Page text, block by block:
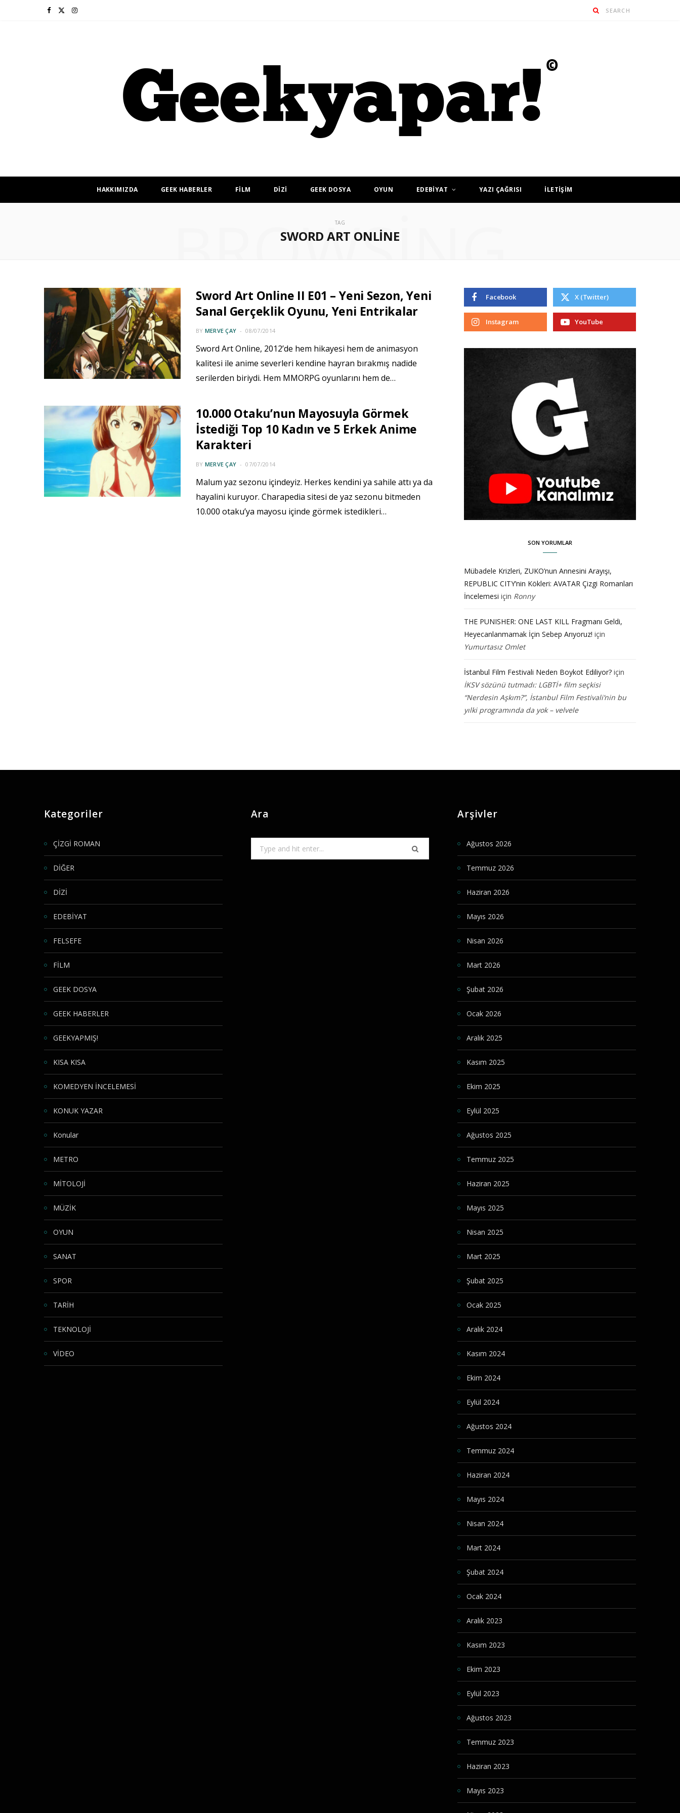
F I
HAKKIMIZDA GEEK HABERLER FİLM DİZİ GEEK DOSYA OYUN EDEBİYAT YAZI ÇAĞRISI İLETİŞİM
TAG
SWORD ART ONLINE
BROWSING
Sword Art Online II E01 – Yeni Sezon, Yeni
Sanal Gerçeklik Oyunu, Yeni Entrikalar
BY MERVE ÇAY 08/07/2014
Sword Art Online, 2012’de hem hikayesi hem de animasyon
kalitesi ile anime severleri kendine hayran bırakmış nadide
serilerden biriydi. Hem MMORPG oyunlarını hem de…
10.000 Otaku’nun Mayosuyla Görmek
İstediği Top 10 Kadın ve 5 Erkek Anime
Karakteri
BY MERVE ÇAY 07/07/2014
Malum yaz sezonu içindeyiz. Herkes kendini ya sahile attı ya da
hayalini kuruyor. Charapedia sitesi de yaz sezonu bitmeden
10.000 otaku’ya mayosu içinde görmek istedikleri…
Facebook X (Twitter)
Instagram YouTube
SON YORUMLAR
Mübadele Krizleri, ZUKO’nun Annesini Arayışı,
REPUBLIC CITY’nin Kökleri: AVATAR Çizgi Romanları
İncelemesi için Ronny
THE PUNISHER: ONE LAST KILL Fragmanı Geldi,
Heyecanlanmamak İçin Sebep Arıyoruz! için
Yumurtasız Omlet
İstanbul Film Festivali Neden Boykot Ediliyor? için
İKSV sözünü tutmadı: LGBTİ+ film seçkisi
“Nerdesin Aşkım?”, İstanbul Film Festivali’nin bu
yılki programında da yok – velvele
Kategoriler
ÇİZGİ ROMAN
DİĞER
DİZİ
EDEBİYAT
FELSEFE
FİLM
GEEK DOSYA
GEEK HABERLER
GEEKYAPMIŞ!
KISA KISA
KOMEDYEN İNCELEMESİ
KONUK YAZAR
Konular
METRO
MİTOLOJİ
MÜZİK
OYUN
SANAT
SPOR
TARİH
TEKNOLOJİ
VİDEO
Ara
for:
Arşivler
Ağustos 2026
Temmuz 2026
Haziran 2026
Mayıs 2026
Nisan 2026
Mart 2026
Şubat 2026
Ocak 2026
Aralık 2025
Kasım 2025
Ekim 2025
Eylül 2025
Ağustos 2025
Temmuz 2025
Haziran 2025
Mayıs 2025
Nisan 2025
Mart 2025
Şubat 2025
Ocak 2025
Aralık 2024
Kasım 2024
Ekim 2024
Eylül 2024
Ağustos 2024
Temmuz 2024
Haziran 2024
Mayıs 2024
Nisan 2024
Mart 2024
Şubat 2024
Ocak 2024
Aralık 2023
Kasım 2023
Ekim 2023
Eylül 2023
Ağustos 2023
Temmuz 2023
Haziran 2023
Mayıs 2023